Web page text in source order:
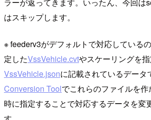
はスキップします。
※ feederv3がデフォルトで対応している
定したVssVehicle.cvtやスケーリングを
VssVehicle.jsonに記載されているデータ
Conversion Toolでこれらのファイルを
時に指定することで対応するデータを変